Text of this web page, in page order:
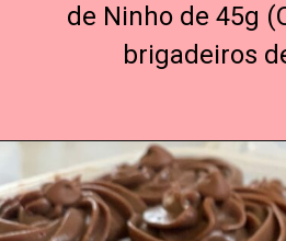
de Ninho de 45g
brigadeiros